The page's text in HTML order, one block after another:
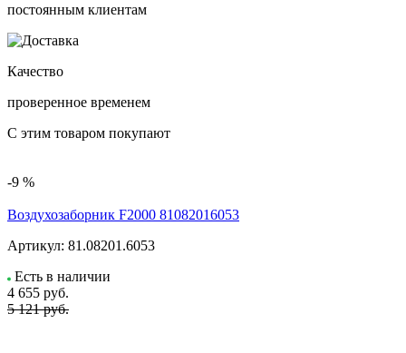
постоянным клиентам
Качество
проверенное временем
С этим товаром покупают
-9 %
Воздухозаборник F2000 81082016053
Артикул: 81.08201.6053
Есть в наличии
4 655 руб.
5 121 руб.